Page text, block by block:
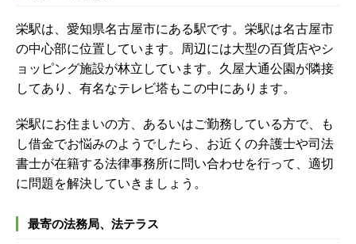
栄駅は、愛知県名古屋市にある駅です。栄駅は名古屋市
の中心部に位置しています。周辺には大型の百貨店やシ
ョッピング施設が林立しています。久屋大通公園が隣接
してあり、有名なテレビ塔もこの中にあります。
栄駅にお住まいの方、あるいはご勤務している方で、も
し借金でお悩みのようでしたら、お近くの弁護士や司法
書士が在籍する法律事務所に問い合わせを行って、適切
に問題を解決していきましょう。
最寄の法務局、法テラス